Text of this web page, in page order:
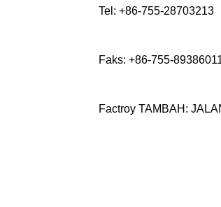
Tel: +86-755-28703213
Faks: +86-755-
Factroy TAMBAH: